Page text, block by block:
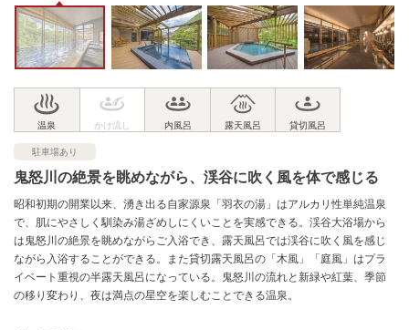
駐車場あり
鬼怒川の絶景を眺めながら、渓谷に吹く風を体で感じる
昭和初期の開業以来、湧き出る自家源泉「羽衣の湯」はアルカリ性単純温泉
で、肌にやさしく馴染み湯ざめしにくいことを実感できる。渓谷大浴場から
は鬼怒川の絶景を眺めながらご入浴でき、露天風呂では渓谷に吹く風を感じ
ながら入浴することができる。また貸切露天風呂の「木風」「庭風」はプラ
イベート重視の半露天風呂になっている。鬼怒川の流れと新緑や紅葉、季節
の移り変わり、夜は満点の星空を楽しむことできる温泉。